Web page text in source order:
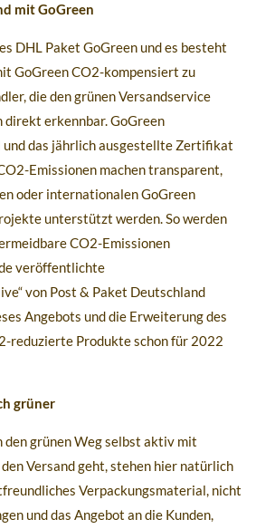
mit GoGreen
DHL Paket GoGreen und es besteht
GoGreen CO2-kompensiert zu
die den grünen Versandservice
direkt erkennbar. GoGreen
das jährlich ausgestellte Zertifikat
Emissionen machen transparent,
oder internationalen GoGreen
unterstützt werden. So werden
CO2-Emissionen
veröffentlichte
von Post & Paket Deutschland
Angebots und die Erweiterung des
reduzierte Produkte schon für 2022
grüner
grünen Weg selbst aktiv mit
Versand geht, stehen hier natürlich
Verpackungsmaterial, nicht
und das Angebot an die Kunden,